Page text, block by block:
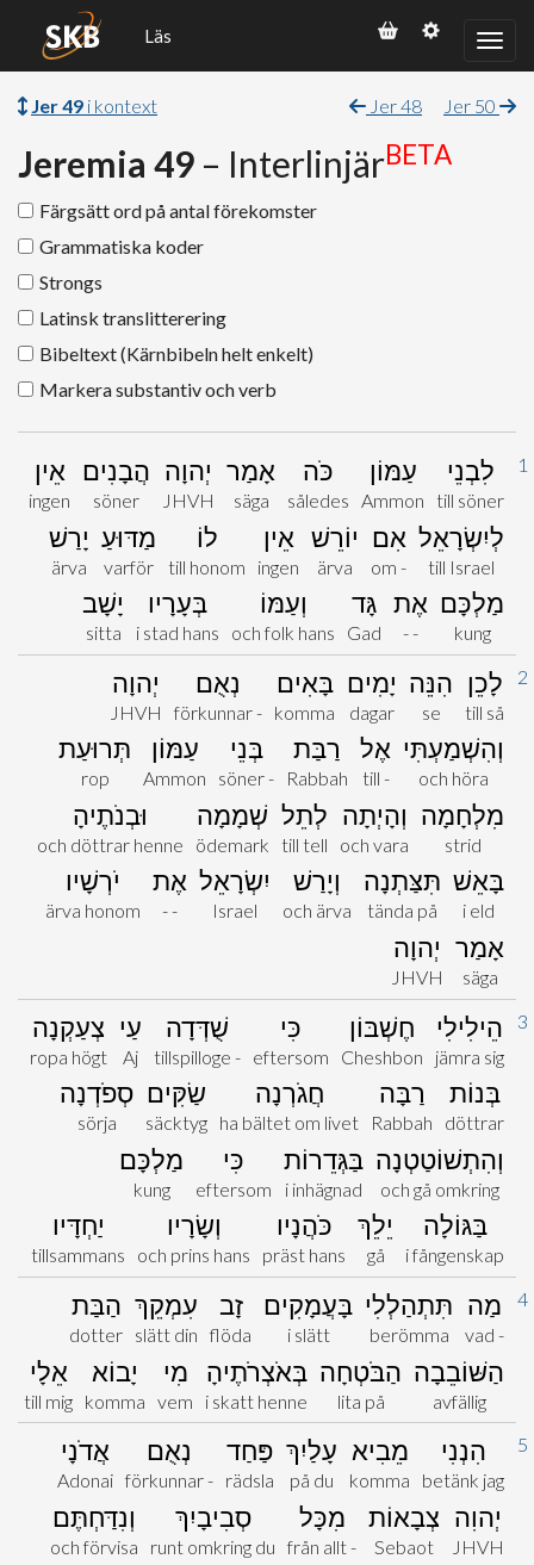
Läs
Jer 49 i kontext Jer 48 Jer 50
Jeremia 49 – InterlinjärBETA
Färgsätt ord på antal förekomster
Grammatiska koder
Strongs
Latinsk translitterering
Bibeltext (Kärnbibeln helt enkelt)
Markera substantiv och verb
1 לִבְנֵי
till söner
עַמּוֹן
Ammon
כֹּה
således
אָמַר
säga
יְהוָה
JHVH
הֲבָנִים
söner
אֵין
ingen
לְיִשְׂרָאֵל
till Israel
אִם
om -
יוֹרֵשׁ
ärva
אֵין
ingen
לוֹ
till honom
מַדּוּעַ
varför
יָרַשׁ
ärva
מַלְכָּם
kung
אֶת
- -
גָּד
Gad
וְעַמּוֹ
och folk hans
בְּעָרָיו
i stad hans
יָשָׁב
sitta
2
לָכֵן
till så
הִנֵּה
se
יָמִים
dagar
בָּאִים
komma
נְאֻם
förkunnar -
יְהוָה
JHVH
וְהִשְׁמַעְתִּי
och höra
אֶל
till -
רַבַּת
Rabbah
בְּנֵי
söner -
עַמּוֹן
Ammon
תְּרוּעַת
rop
מִלְחָמָה
strid
וְהָיְתָה
och vara
לְתֵל
till tell
שְׁמָמָה
ödemark
וּבְנֹתֶיהָ
och döttrar henne
בָּאֵשׁ
i eld
תִּצַּתְנָה
tända på
וְיָרַשׁ
och ärva
יִשְׂרָאֵל
Israel
אֶת
- -
יֹרְשָׁיו
ärva honom
אָמַר
säga
יְהוָה
JHVH
3
הֵילִילִי
jämra sig
חֶשְׁבּוֹן
Cheshbon
כִּי
eftersom
שֻׁדְּדָה
tillspilloge -
עַי
Aj
צְעַקְנָה
ropa högt
בְּנוֹת
döttrar
רַבָּה
Rabbah
חֲגֹרְנָה
ha bältet om livet
שַׂקִּים
säcktyg
סְפֹדְנָה
sörja
וְהִתְשׁוֹטַטְנָה
och gå omkring
בַּגְּדֵרוֹת
i inhägnad
כִּי
eftersom
מַלְכָּם
kung
בַּגּוֹלָה
i fångenskap
יֵלֵךְ
gå
כֹּהֲנָיו
präst hans
וְשָׂרָיו
och prins hans
יַחְדָּיו
tillsammans
4
מַה
vad -
תִּתְהַלְלִי
berömma
בָּעֲמָקִים
i slätt
זָב
flöda
עִמְקֵךְ
slätt din
הַבַּת
dotter
הַשּׁוֹבֵבָה
avfällig
הַבֹּטְחָה
lita på
בְּאֹצְרֹתֶיהָ
i skatt henne
מִי
vem
יָבוֹא
komma
אֵלָי
till mig
5
הִנְנִי
betänk jag
מֵבִיא
komma
עָלַיִךְ
på du
פַּחַד
rädsla
נְאֻם
förkunnar -
אֲדֹנָי
Adonai
יְהוִה
JHVH
צְבָאוֹת
Sebaot
מִכָּל
från allt -
סְבִיבָיִךְ
runt omkring du
וְנִדַּחְתֶּם
och förvisa